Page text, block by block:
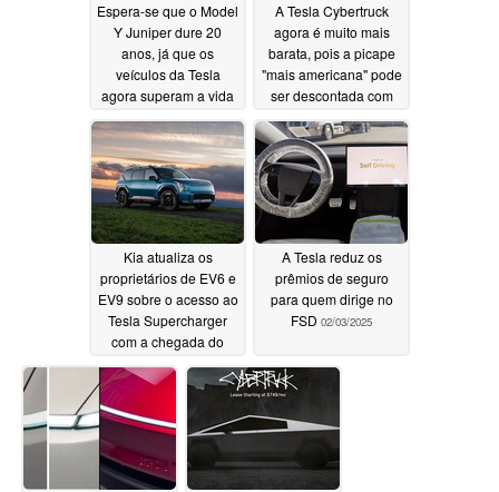
Espera-se que o Model
Y Juniper dure 20
anos, já que os
veículos da Tesla
agora superam a vida
útil dos carros a diesel
em um novo estudo de
longevidade de EV
02/05/2025
A Tesla Cybertruck
agora é muito mais
barata, pois a picape
"mais americana" pode
ser descontada com
crédito fiscal do
governo02/05/2025
Kia atualiza os
proprietários de EV6 e
EV9 sobre o acesso ao
Tesla Supercharger
com a chegada do
acessório gratuito
02/03/2025
A Tesla reduz os
prêmios de seguro
para quem dirige no
FSD 02/03/2025